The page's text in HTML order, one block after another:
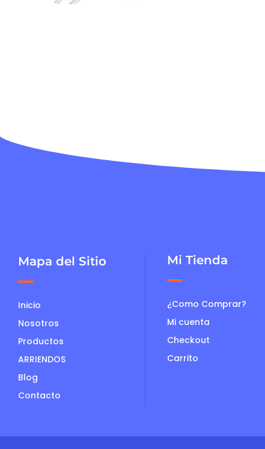
Mapa del Sitio
Inicio
Nosotros
Productos
ARRIENDOS
Blog
Contacto
Mi Tienda
¿Como Comprar?
Mi cuenta
Checkout
Carrito